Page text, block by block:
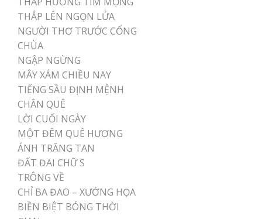
THẮP LÊN NGỌN LỬA
NGƯỜI THƠ TRƯỚC CỔNG
CHÙA
NGẬP NGỪNG
MÂY XÁM CHIỀU NAY
TIẾNG SẦU ĐỊNH MỆNH
CHÂN QUÊ
LỜI CUỐI NGÀY
MỘT ĐÊM QUÊ HƯƠNG
ÁNH TRĂNG TAN
ĐẤT ĐAI CHỮ S
TRÔNG VỀ
CHỈ BA ĐAO – XƯỚNG HỌA
BIỀN BIỆT BÓNG THỜI